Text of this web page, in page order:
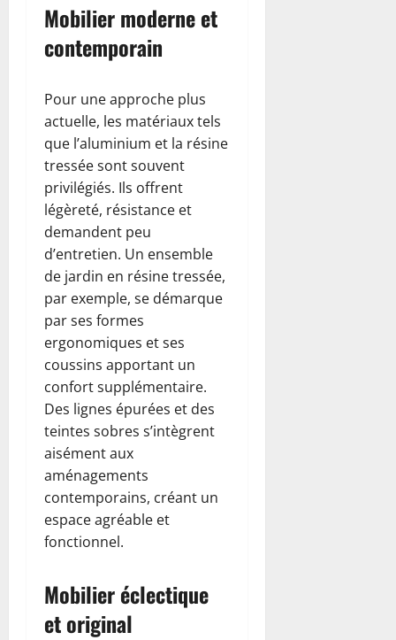
Mobilier moderne et
contemporain
Pour une approche plus
actuelle, les matériaux tels
que l’aluminium et la résine
tressée sont souvent
privilégiés. Ils offrent
légèreté, résistance et
demandent peu
d’entretien. Un ensemble
de jardin en résine tressée,
par exemple, se démarque
par ses formes
ergonomiques et ses
coussins apportant un
confort supplémentaire.
Des lignes épurées et des
teintes sobres s’intègrent
aisément aux
aménagements
contemporains, créant un
espace agréable et
fonctionnel.
Mobilier éclectique
et original